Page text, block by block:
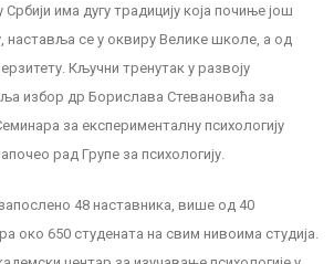
има дугу традицију која почиње још
наставља се у оквиру Велике школе, а од
Кључни тренутак у развоју
избор др Борислава Стевановића за
за експерименталну психологију
рад Групе за психологију.
48 наставника, више од 40
око 650 студената на свим нивоима студија.